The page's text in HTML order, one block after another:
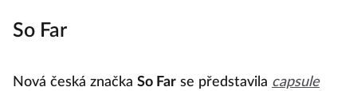
So Far
Nová česká značka So Far se představila capsule